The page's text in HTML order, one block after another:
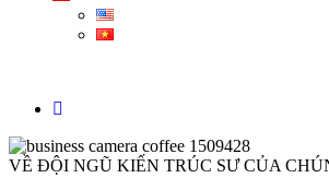
VỀ ĐỘI NGŨ KIẾN TRÚC SƯ CỦA